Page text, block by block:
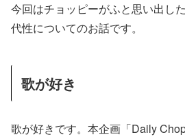
今回はチョッピーがふと思い出し
代性についてのお話です。
歌が好き
歌が好きです。本企画「Daily